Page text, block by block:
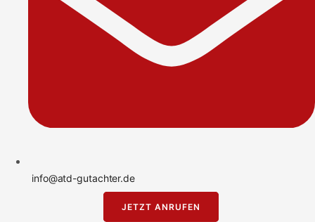
info@atd-gutachter.de
JETZT ANRUFEN